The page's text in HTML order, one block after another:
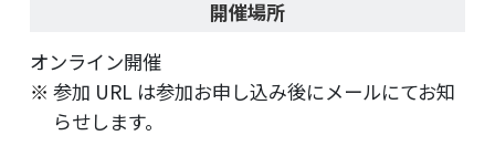
開催場所
オンライン開催
参加 URL は参加お申し込み後にメールにてお知
らせします。